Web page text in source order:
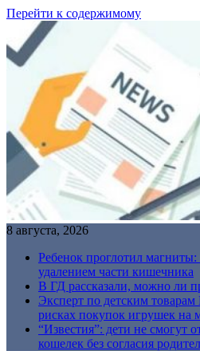
Перейти к содержимому
8 августа, 2026
Ребенок проглотил магниты:
удалением части кишечника
В ГД рассказали, можно ли
Эксперт по детским товарам
рисках покупок игрушек на
“Известия”: дети не смогут
кошелек без согласия